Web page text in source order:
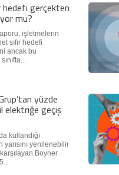
hedefi gerçekten
mu?
işletmelerin
sıfır hedefi
ancak bu
yüzde
elektriğe geçiş
kullandığı
yarısını yenilenebilir
Boyner